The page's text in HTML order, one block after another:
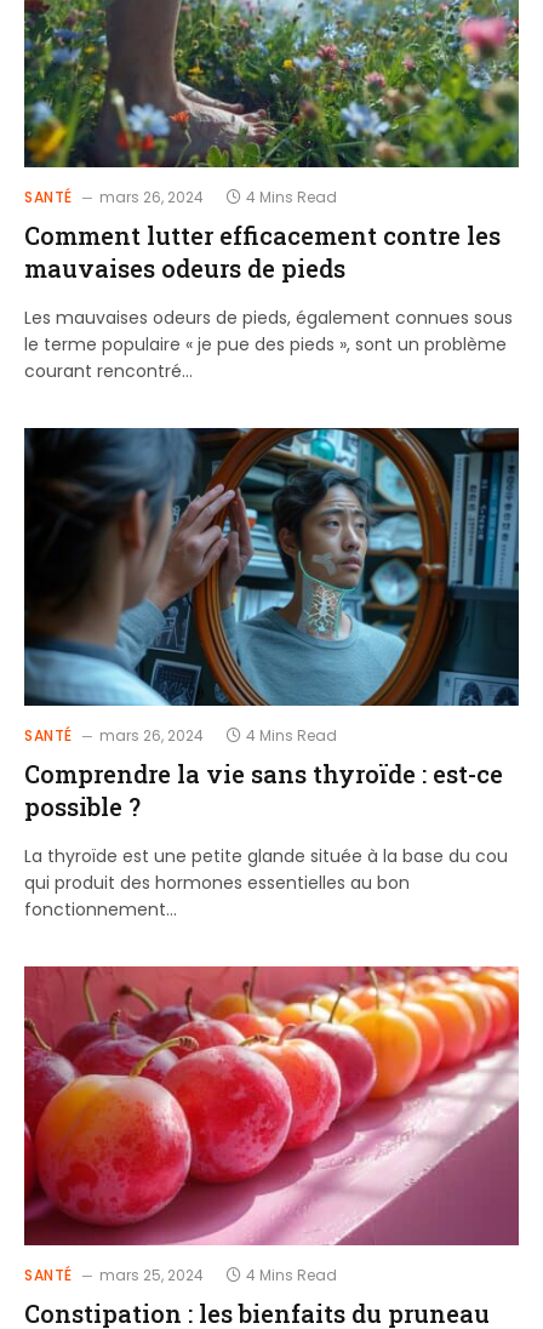
SANTÉ mars 26, 2024 4 Mins Read
Comment lutter efficacement contre les
mauvaises odeurs de pieds
Les mauvaises odeurs de pieds, également connues sous
le terme populaire « je pue des pieds », sont un problème
courant rencontré…
SANTÉ mars 26, 2024 4 Mins Read
Comprendre la vie sans thyroïde : est-ce
possible ?
La thyroïde est une petite glande située à la base du cou
qui produit des hormones essentielles au bon
fonctionnement…
SANTÉ mars 25, 2024 4 Mins Read
Constipation : les bienfaits du pruneau